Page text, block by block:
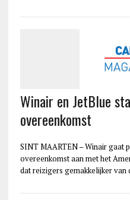
Winair en JetBlue
overeenkomst
SINT MAARTEN – Winair gaat
overeenkomst aan met het
dat reizigers gemakkelijker van